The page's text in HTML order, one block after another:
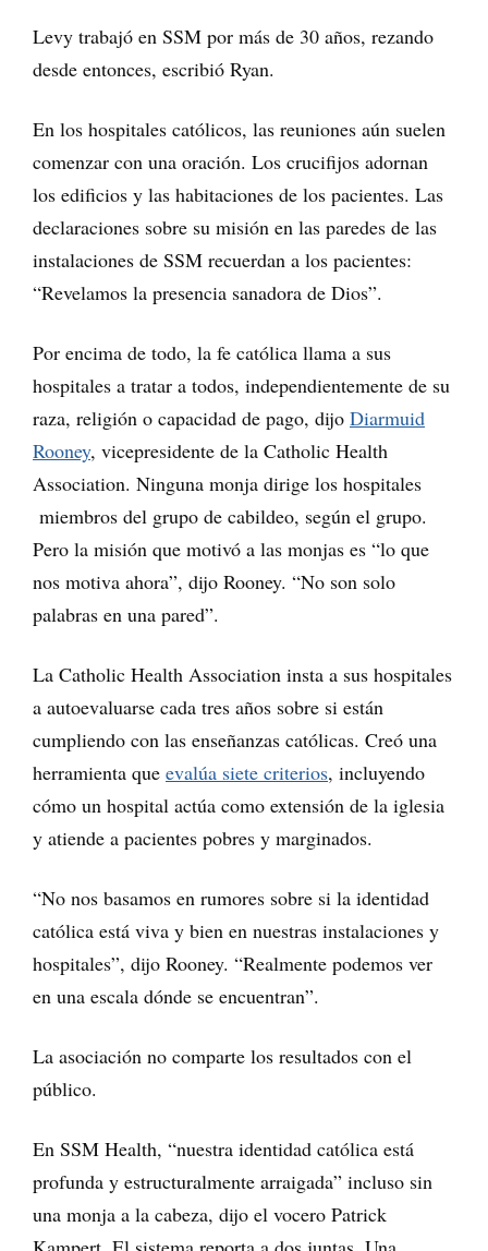
Levy trabajó en SSM por más de 30 años, rezando
desde entonces, escribió Ryan.
En los hospitales católicos, las reuniones aún suelen
comenzar con una oración. Los crucifijos adornan
los edificios y las habitaciones de los pacientes. Las
declaraciones sobre su misión en las paredes de las
instalaciones de SSM recuerdan a los pacientes:
“Revelamos la presencia sanadora de Dios”.
Por encima de todo, la fe católica llama a sus
hospitales a tratar a todos, independientemente de su
raza, religión o capacidad de pago, dijo Diarmuid
Rooney, vicepresidente de la Catholic Health
Association. Ninguna monja dirige los hospitales
miembros del grupo de cabildeo, según el grupo.
Pero la misión que motivó a las monjas es “lo que
nos motiva ahora”, dijo Rooney. “No son solo
palabras en una pared”.
La Catholic Health Association insta a sus hospitales
a autoevaluarse cada tres años sobre si están
cumpliendo con las enseñanzas católicas. Creó una
herramienta que evalúa siete criterios, incluyendo
cómo un hospital actúa como extensión de la iglesia
y atiende a pacientes pobres y marginados.
“No nos basamos en rumores sobre si la identidad
católica está viva y bien en nuestras instalaciones y
hospitales”, dijo Rooney. “Realmente podemos ver
en una escala dónde se encuentran”.
La asociación no comparte los resultados con el
público.
En SSM Health, “nuestra identidad católica está
profunda y estructuralmente arraigada” incluso sin
una monja a la cabeza, dijo el vocero Patrick